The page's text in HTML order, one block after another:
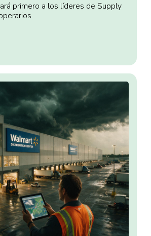
primero a los líderes de Supply